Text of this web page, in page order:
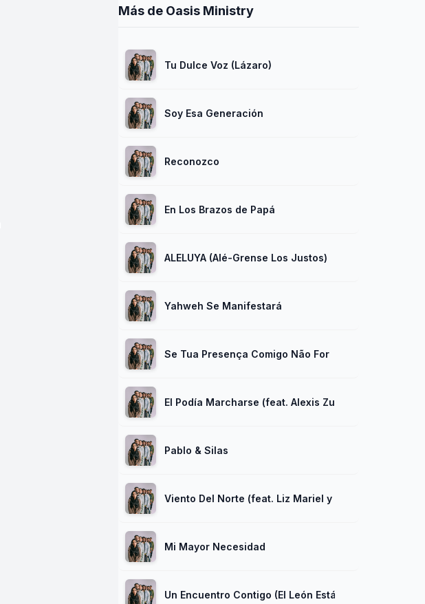
Más de Oasis Ministry
Tu Dulce Voz (Lázaro)
Soy Esa Generación
Reconozco
En Los Brazos de Papá
ALELUYA (Alé-Grense Los Justos)
Yahweh Se Manifestará
Se Tua Presença Comigo Não For
El Podía Marcharse (feat. Alexis Zurdo)
Pablo & Silas
Viento Del Norte (feat. Liz Mariel y Cita Con El Padre)
Mi Mayor Necesidad
Un Encuentro Contigo (El León Está Rugiendo) (feat.